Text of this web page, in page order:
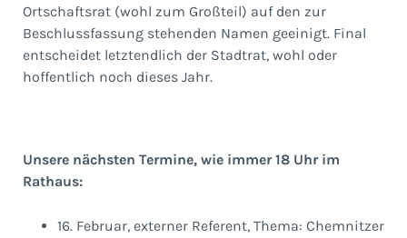
Ortschaftsrat (wohl zum Großteil) auf den zur
Beschlussfassung stehenden Namen geeinigt. Final
entscheidet letztendlich der Stadtrat, wohl oder
hoffentlich noch dieses Jahr.
Unsere nächsten Termine, wie immer 18 Uhr im
Rathaus:
16. Februar, externer Referent, Thema: Chemnitzer